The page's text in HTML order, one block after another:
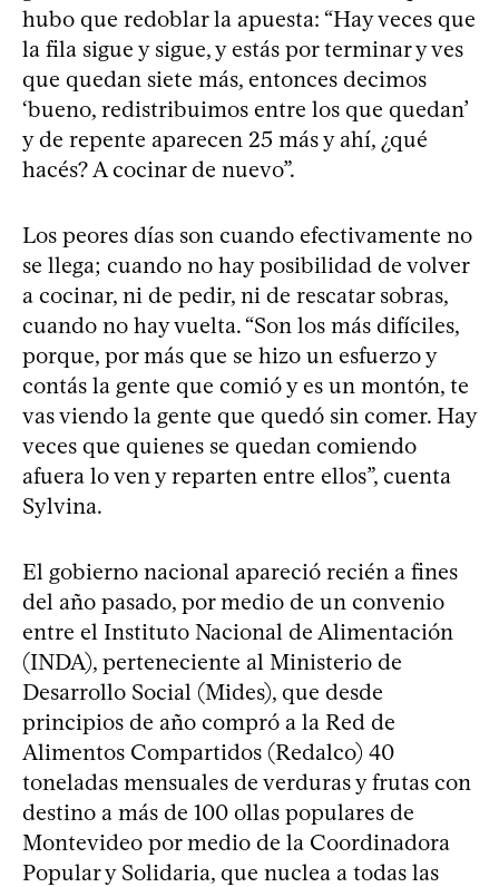
hubo que redoblar la apuesta: “Hay veces que
la fila sigue y sigue, y estás por terminar y ves
que quedan siete más, entonces decimos
‘bueno, redistribuimos entre los que quedan’
y de repente aparecen 25 más y ahí, ¿qué
hacés? A cocinar de nuevo”.
Los peores días son cuando efectivamente no
se llega; cuando no hay posibilidad de volver
a cocinar, ni de pedir, ni de rescatar sobras,
cuando no hay vuelta. “Son los más difíciles,
porque, por más que se hizo un esfuerzo y
contás la gente que comió y es un montón, te
vas viendo la gente que quedó sin comer. Hay
veces que quienes se quedan comiendo
afuera lo ven y reparten entre ellos”, cuenta
Sylvina.
El gobierno nacional apareció recién a fines
del año pasado, por medio de un convenio
entre el Instituto Nacional de Alimentación
(INDA), perteneciente al Ministerio de
Desarrollo Social (Mides), que desde
principios de año compró a la Red de
Alimentos Compartidos (Redalco) 40
toneladas mensuales de verduras y frutas con
destino a más de 100 ollas populares de
Montevideo por medio de la Coordinadora
Popular y Solidaria, que nuclea a todas las